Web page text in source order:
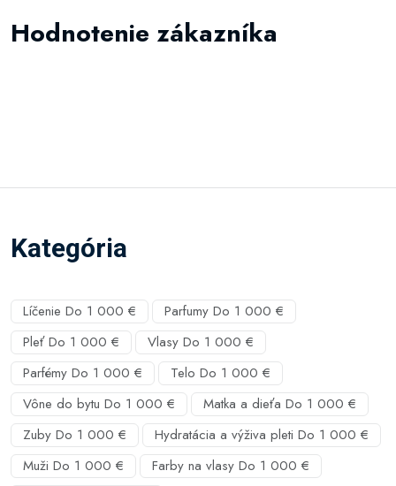
Hodnotenie zákazníka
Kategória
Líčenie Do 1 000 €
Parfumy Do 1 000 €
Pleť Do 1 000 €
Vlasy Do 1 000 €
Parfémy Do 1 000 €
Telo Do 1 000 €
Vône do bytu Do 1 000 €
Matka a dieťa Do 1 000 €
Zuby Do 1 000 €
Hydratácia a výživa pleti Do 1 000 €
Muži Do 1 000 €
Farby na vlasy Do 1 000 €